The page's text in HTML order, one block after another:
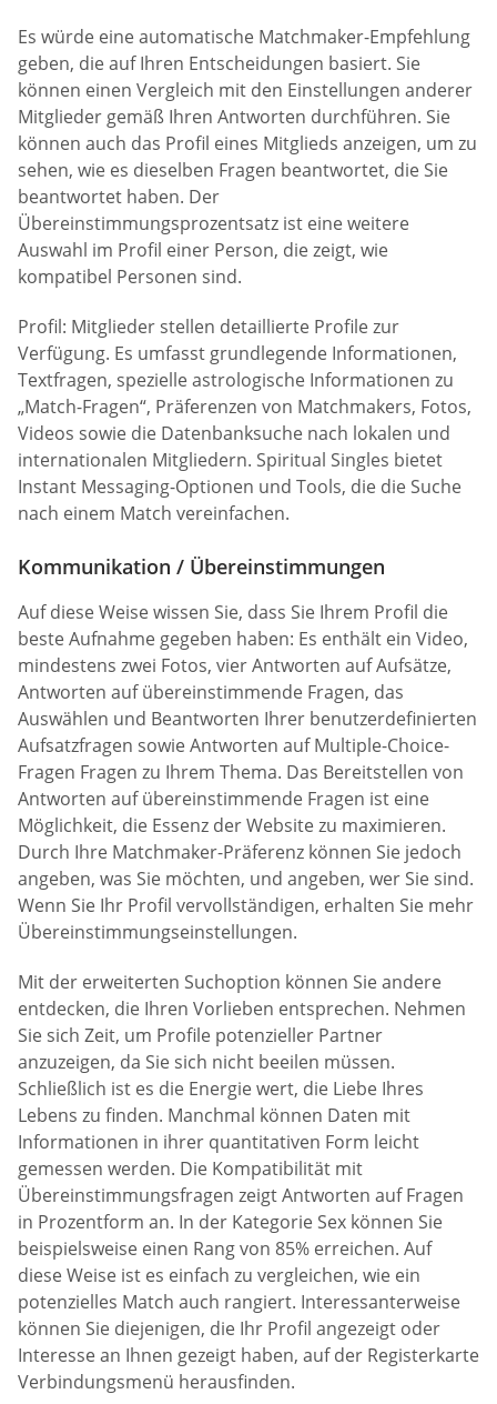
Es würde eine automatische Matchmaker-Empfehlung
geben, die auf Ihren Entscheidungen basiert. Sie
können einen Vergleich mit den Einstellungen anderer
Mitglieder gemäß Ihren Antworten durchführen. Sie
können auch das Profil eines Mitglieds anzeigen, um zu
sehen, wie es dieselben Fragen beantwortet, die Sie
beantwortet haben. Der
Übereinstimmungsprozentsatz ist eine weitere
Auswahl im Profil einer Person, die zeigt, wie
kompatibel Personen sind.
Profil: Mitglieder stellen detaillierte Profile zur
Verfügung. Es umfasst grundlegende Informationen,
Textfragen, spezielle astrologische Informationen zu
„Match-Fragen“, Präferenzen von Matchmakers, Fotos,
Videos sowie die Datenbanksuche nach lokalen und
internationalen Mitgliedern. Spiritual Singles bietet
Instant Messaging-Optionen und Tools, die die Suche
nach einem Match vereinfachen.
Kommunikation / Übereinstimmungen
Auf diese Weise wissen Sie, dass Sie Ihrem Profil die
beste Aufnahme gegeben haben: Es enthält ein Video,
mindestens zwei Fotos, vier Antworten auf Aufsätze,
Antworten auf übereinstimmende Fragen, das
Auswählen und Beantworten Ihrer benutzerdefinierten
Aufsatzfragen sowie Antworten auf Multiple-Choice-
Fragen Fragen zu Ihrem Thema. Das Bereitstellen von
Antworten auf übereinstimmende Fragen ist eine
Möglichkeit, die Essenz der Website zu maximieren.
Durch Ihre Matchmaker-Präferenz können Sie jedoch
angeben, was Sie möchten, und angeben, wer Sie sind.
Wenn Sie Ihr Profil vervollständigen, erhalten Sie mehr
Übereinstimmungseinstellungen.
Mit der erweiterten Suchoption können Sie andere
entdecken, die Ihren Vorlieben entsprechen. Nehmen
Sie sich Zeit, um Profile potenzieller Partner
anzuzeigen, da Sie sich nicht beeilen müssen.
Schließlich ist es die Energie wert, die Liebe Ihres
Lebens zu finden. Manchmal können Daten mit
Informationen in ihrer quantitativen Form leicht
gemessen werden. Die Kompatibilität mit
Übereinstimmungsfragen zeigt Antworten auf Fragen
in Prozentform an. In der Kategorie Sex können Sie
beispielsweise einen Rang von 85% erreichen. Auf
diese Weise ist es einfach zu vergleichen, wie ein
potenzielles Match auch rangiert. Interessanterweise
können Sie diejenigen, die Ihr Profil angezeigt oder
Interesse an Ihnen gezeigt haben, auf der Registerkarte
Verbindungsmenü herausfinden.